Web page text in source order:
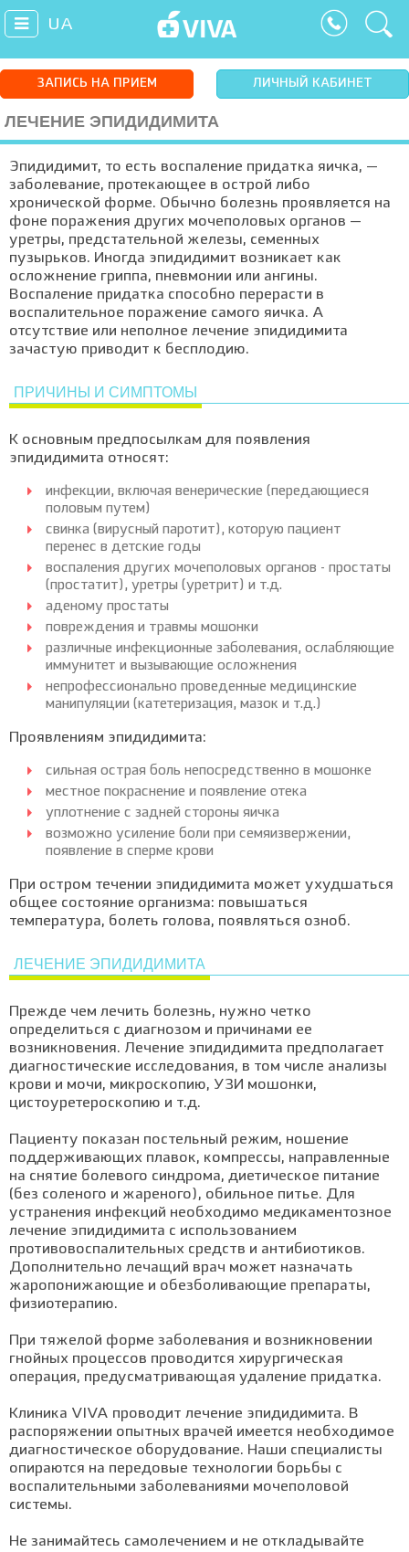
UA
ЗАПИСЬ НА ПРИЕМ ЛИЧНЫЙ КАБИНЕТ
ЛЕЧЕНИЕ ЭПИДИДИМИТА
Эпидидимит, то есть воспаление придатка яичка, —
заболевание, протекающее в острой либо
хронической форме. Обычно болезнь проявляется на
фоне поражения других мочеполовых органов —
уретры, предстательной железы, семенных
пузырьков. Иногда эпидидимит возникает как
осложнение гриппа, пневмонии или ангины.
Воспаление придатка способно перерасти в
воспалительное поражение самого яичка. А
отсутствие или неполное лечение эпидидимита
зачастую приводит к бесплодию.
ПРИЧИНЫ И СИМПТОМЫ
К основным предпосылкам для появления
эпидидимита относят:
инфекции, включая венерические (передающиеся
половым путем)
свинка (вирусный паротит), которую пациент
перенес в детские годы
воспаления других мочеполовых органов - простаты
(простатит), уретры (уретрит) и т.д.
аденому простаты
повреждения и травмы мошонки
различные инфекционные заболевания, ослабляющие
иммунитет и вызывающие осложнения
непрофессионально проведенные медицинские
манипуляции (катетеризация, мазок и т.д.)
Проявлениям эпидидимита:
сильная острая боль непосредственно в мошонке
местное покраснение и появление отека
уплотнение с задней стороны яичка
возможно усиление боли при семяизвержении,
появление в сперме крови
При остром течении эпидидимита может ухудшаться
общее состояние организма: повышаться
температура, болеть голова, появляться озноб.
ЛЕЧЕНИЕ ЭПИДИДИМИТА
Прежде чем лечить болезнь, нужно четко
определиться с диагнозом и причинами ее
возникновения. Лечение эпидидимита предполагает
диагностические исследования, в том числе анализы
крови и мочи, микроскопию, УЗИ мошонки,
цистоуретероскопию и т.д.
Пациенту показан постельный режим, ношение
поддерживающих плавок, компрессы, направленные
на снятие болевого синдрома, диетическое питание
(без соленого и жареного), обильное питье. Для
устранения инфекций необходимо медикаментозное
лечение эпидидимита с использованием
противовоспалительных средств и антибиотиков.
Дополнительно лечащий врач может назначать
жаропонижающие и обезболивающие препараты,
физиотерапию.
При тяжелой форме заболевания и возникновении
гнойных процессов проводится хирургическая
операция, предусматривающая удаление придатка.
Клиника VIVA проводит лечение эпидидимита. В
распоряжении опытных врачей имеется необходимое
диагностическое оборудование. Наши специалисты
опираются на передовые технологии борьбы с
воспалительными заболеваниями мочеполовой
системы.
Не занимайтесь самолечением и не откладывайте